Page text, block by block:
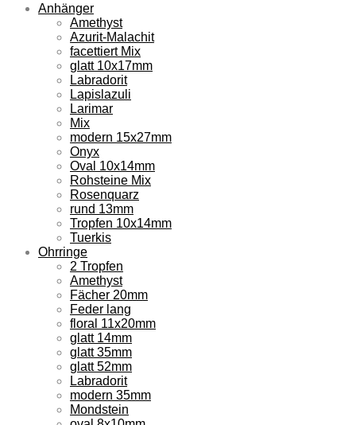
Anhänger
Amethyst
Azurit-Malachit
facettiert Mix
glatt 10x17mm
Labradorit
Lapislazuli
Larimar
Mix
modern 15x27mm
Onyx
Oval 10x14mm
Rohsteine Mix
Rosenquarz
rund 13mm
Tropfen 10x14mm
Tuerkis
Ohrringe
2 Tropfen
Amethyst
Fächer 20mm
Feder lang
floral 11x20mm
glatt 14mm
glatt 35mm
glatt 52mm
Labradorit
modern 35mm
Mondstein